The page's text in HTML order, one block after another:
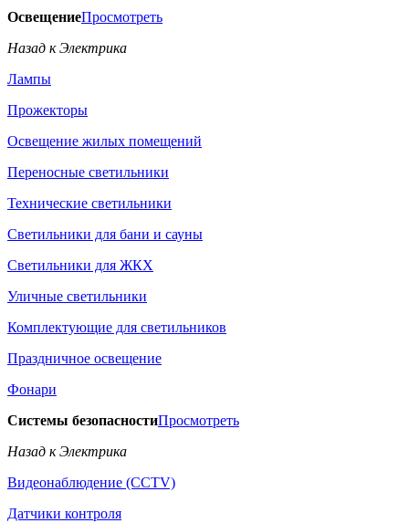
ОсвещениеПросмотреть
Назад к Электрика
Лампы
Прожекторы
Освещение жилых помещений
Переносные светильники
Технические светильники
Светильники для бани и сауны
Светильники для ЖКХ
Уличные светильники
Комплектующие для светильников
Праздничное освещение
Фонари
Системы безопасностиПросмотреть
Назад к Электрика
Видеонаблюдение (CCTV)
Датчики контроля